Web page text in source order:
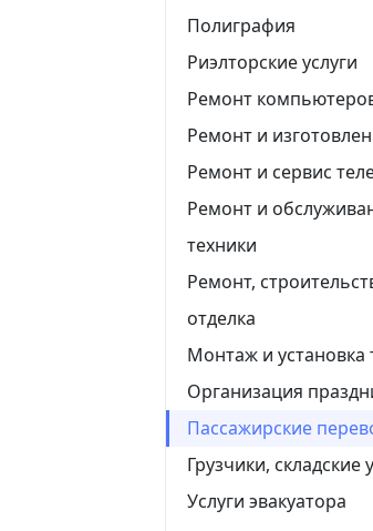
Полиграфия
Риэлторские услуги
Ремонт
Ремонт и
Ремонт и сервис
Ремонт и
техники
Ремонт,
отделка
Монтаж и установка
Организация
Пассажирские
Грузчики, складские
Услуги эвакуатора